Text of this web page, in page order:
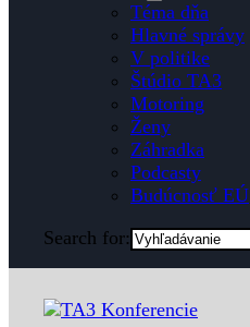
Téma dňa
Hlavné správy
V politike
Štúdio TA3
Motoring
Ženy
Záhradka
Podcasty
Budúcnosť EÚ
Search for: